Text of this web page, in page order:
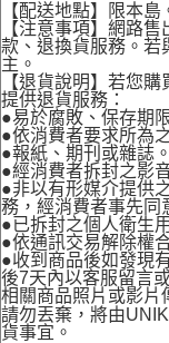
【配送地點】限本島
【注意事項】網路
款、退換貨服務。若
主。
【退貨說明】若您
提供退貨服務：
●易於腐敗、保存期
●依消費者要求所為
●報紙、期刊或雜誌。
●經消費者拆封之影
●非以有形媒介提供
務，經消費者事先同
●已拆封之個人衛生
●依通訊交易解除權
●收到商品後如發現
後7天內以客服留言
相關商品照片或影片
請勿丟棄，將由
貨事宜。